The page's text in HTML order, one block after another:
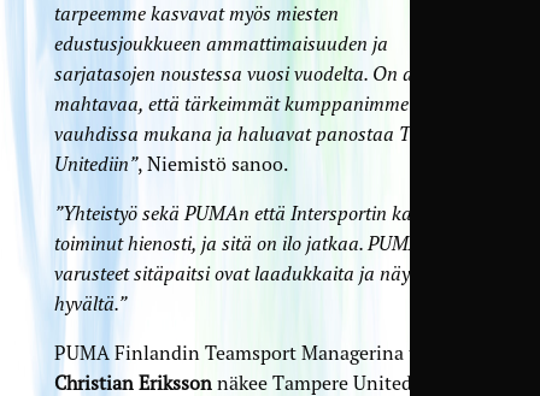
tarpeemme kasvavat myös miesten
edustusjoukkueen ammattimaisuuden ja
sarjatasojen noustessa vuosi vuodelta. On aivan
mahtavaa, että tärkeimmät kumppanimme ovat
vauhdissa mukana ja haluavat panostaa Tampere
Unitediin”, Niemistö sanoo.
”Yhteistyö sekä PUMAn että Intersportin kanssa on
toiminut hienosti, ja sitä on ilo jatkaa. PUMAn
varusteet sitä­paitsi ovat laadukkaita ja näyttävät
hyvältä.”
PUMA Finlandin Teamsport Managerina toimiva
Christian Erikssonnäkee Tampere Unitedin